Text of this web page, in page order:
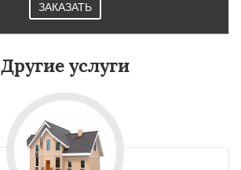
ЗАКАЗАТЬ
Другие услуги